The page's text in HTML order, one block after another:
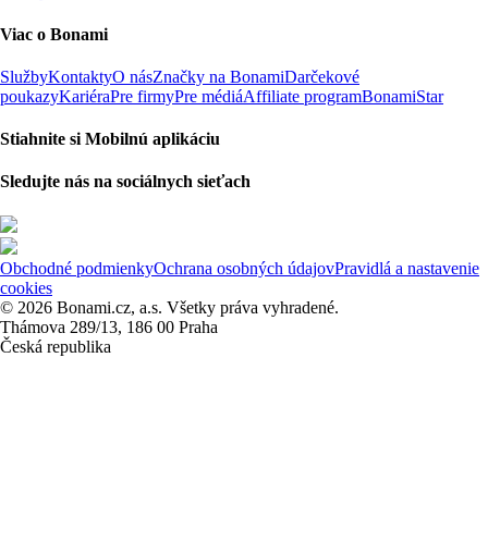
Viac o Bonami
SlužbyKontaktyO násZnačky na BonamiDarčekové
poukazyKariéraPre firmyPre médiáAffiliate programBonamiStar
Stiahnite si Mobilnú aplikáciu
Sledujte nás na sociálnych sieťach
Obchodné podmienkyOchrana osobných údajovPravidlá a nastavenie
cookies
© 2026 Bonami.cz, a.s. Všetky práva vyhradené.
Thámova 289/13, 186 00 Praha
Česká republika